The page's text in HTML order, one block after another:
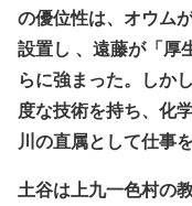
の優位性は、オウム
設置し 、遠藤が「厚
らに強まった。しか
度な技術を持ち、化
川の直属として仕事
土谷は上九一色村の